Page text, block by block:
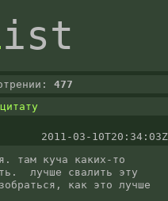
ist
477
2011-03-10T20:34:03Z
там куча каких-то
лучше свалить эту
как это лучше